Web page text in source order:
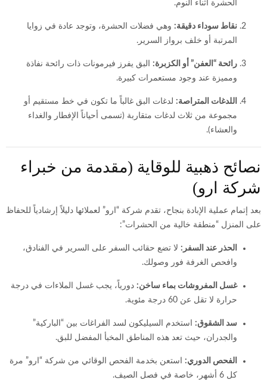
الحشرة أثناء النوم.
نقاط سوداء دقيقة: وهي فضلات الحشرة، وتوجد عادة في زوايا
المرتبة أو خلف برواز السرير.
رائحة “العفن” أو الكزبرة: البق يفرز فيرمونات ذات رائحة نفاذة
ومميزة عند وجود مستعمرات كبيرة.
اللدغات المتراصة: لدغات البق غالباً ما تكون في خط مستقيم أو
مجموعة من ثلاث لدغات متقاربة (تسمى أحياناً الإفطار والغداء
والعشاء).
نصائح ذهبية للوقاية (مقدمة من خبراء
شركة ارو)
بعد إتمام عملية الإبادة بنجاح، تقدم شركة “ارو” لعملائها دليلاً إرشادياً للحفاظ
على المنزل “منطقة خالية من الحشرات”:
الحذر عند السفر: لا تضع حقائب السفر على السرير في الفنادق،
وافحص الغرفة فور وصولك.
غسل المفروشات بماء ساخن: دورياً، يجب غسل الملاءات في درجة
حرارة لا تقل عن 60 درجة مئوية.
سد الشقوق: استخدم السيليكون لسد الفراغات بين “الباركية”
والجدران، حيث تعد هذه المناطق المخبأ المفضل للبق.
الفحص الدوري: استعن بخدمة الفحص الوقائي من شركة “ارو” مرة
كل 6 أشهر، خاصة في فصل الصيف.